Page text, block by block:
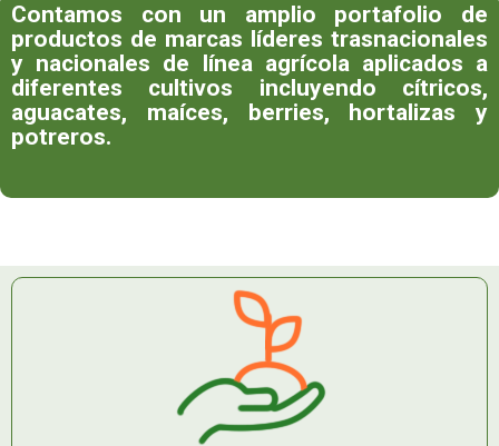
Contamos con un amplio portafolio de
productos de marcas líderes trasnacionales
y nacionales de línea agrícola aplicados a
diferentes cultivos incluyendo cítricos,
aguacates, maíces, berries, hortalizas y
potreros.